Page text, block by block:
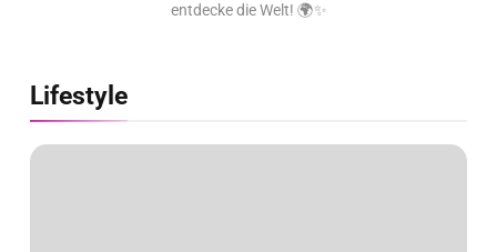
entdecke die Welt! 🌍✨
Lifestyle